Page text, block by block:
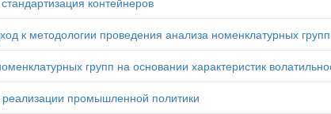
к методологии проведения анализа номенклатурных
групп на основании характеристик
промышленной политики